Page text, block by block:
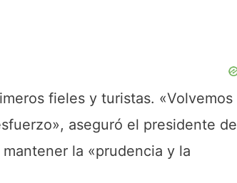
fieles y turistas. «Volvemos
aseguró el presidente de
la «prudencia y la